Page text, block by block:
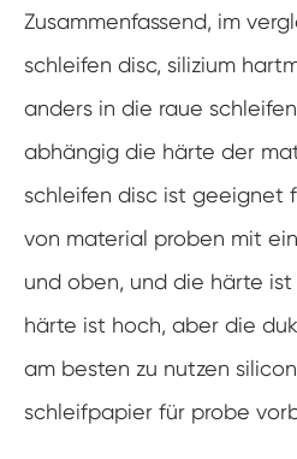
Zusammenfassend, im
schleifen disc, silizium
anders in die raue
abhängig die härte der
schleifen disc ist geeignet
von material proben mit
und oben, und die härte ist
härte ist hoch, aber die
am besten zu nutzen
schleifpapier für probe